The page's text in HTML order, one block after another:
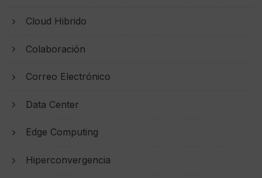
Cloud Hibrido
Colaboración
Correo Electrónico
Data Center
Edge Computing
Hiperconvergencia